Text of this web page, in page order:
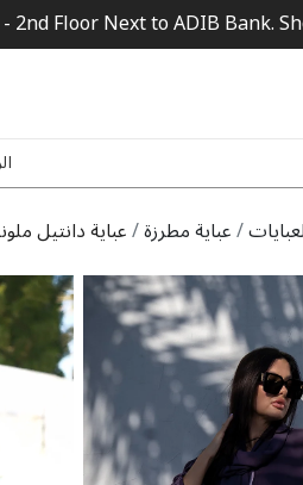
Floor Next to ADIB Bank.
عباية مطرزة عباية دانتيل